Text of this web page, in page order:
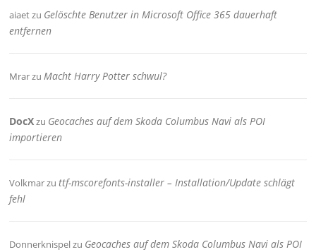
aiaetzu Gelöschte Benutzer in Microsoft Office 365 dauerhaft
entfernen
Mrarzu Macht Harry Potter schwul?
DocXzu Geocaches auf dem Skoda Columbus Navi als POI
importieren
Volkmarzuttf-mscorefonts-installer – Installation/Update schlägt
fehl
Donnerknispelzu Geocaches auf dem Skoda Columbus Navi als POI